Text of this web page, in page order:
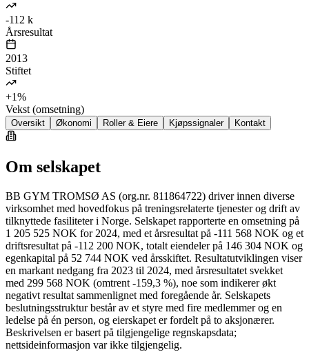
-112 k
Årsresultat
2013
Stiftet
+1%
Vekst (omsetning)
Oversikt Økonomi Roller & Eiere Kjøpssignaler Kontakt
Om selskapet
BB GYM TROMSØ AS (org.nr. 811864722) driver innen diverse
virksomhet med hovedfokus på treningsrelaterte tjenester og drift av
tilknyttede fasiliteter i Norge. Selskapet rapporterte en omsetning på
1 205 525 NOK for 2024, med et årsresultat på -111 568 NOK og et
driftsresultat på -112 200 NOK, totalt eiendeler på 146 304 NOK og
egenkapital på 52 744 NOK ved årsskiftet. Resultatutviklingen viser
en markant nedgang fra 2023 til 2024, med årsresultatet svekket
med 299 568 NOK (omtrent -159,3 %), noe som indikerer økt
negativt resultat sammenlignet med foregående år. Selskapets
beslutningsstruktur består av et styre med fire medlemmer og en
ledelse på én person, og eierskapet er fordelt på to aksjonærer.
Beskrivelsen er basert på tilgjengelige regnskapsdata;
nettsideinformasjon var ikke tilgjengelig.